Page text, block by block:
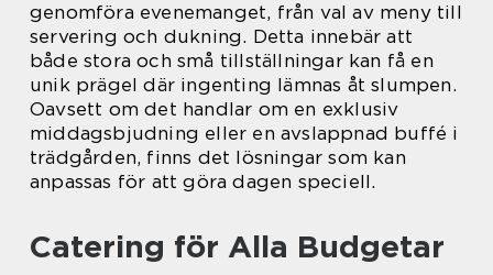
genomföra evenemanget, från val av meny till
servering och dukning. Detta innebär att
både stora och små tillställningar kan få en
unik prägel där ingenting lämnas åt slumpen.
Oavsett om det handlar om en exklusiv
middagsbjudning eller en avslappnad buffé i
trädgården, finns det lösningar som kan
anpassas för att göra dagen speciell.
Catering för Alla Budgetar